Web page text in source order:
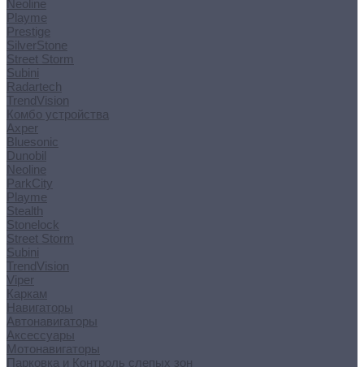
Neoline
Playme
Prestige
SilverStone
Street Storm
Subini
Radartech
TrendVision
Комбо устройства
Axper
Bluesonic
Dunobil
Neoline
ParkCity
Playme
Stealth
Stonelock
Street Storm
Subini
TrendVision
Viper
Каркам
Навигаторы
Автонавигаторы
Аксессуары
Мотонавигаторы
Парковка и Контроль слепых зон